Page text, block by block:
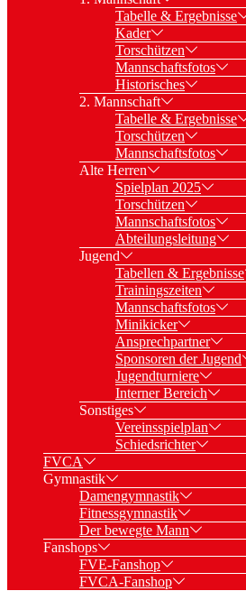
Tabelle & Ergebnisse
Kader
Torschützen
Mannschaftsfotos
Historisches
2. Mannschaft
Tabelle & Ergebnisse
Torschützen
Mannschaftsfotos
Alte Herren
Spielplan 2025
Torschützen
Mannschaftsfotos
Abteilungsleitung
Jugend
Tabellen & Ergebnisse
Trainingszeiten
Mannschaftsfotos
Minikicker
Ansprechpartner
Sponsoren der Jugend
Jugendturniere
Interner Bereich
Sonstiges
Vereinsspielplan
Schiedsrichter
FVCA
Gymnastik
Damengymnastik
Fitnessgymnastik
Der bewegte Mann
Fanshops
FVE-Fanshop
FVCA-Fanshop